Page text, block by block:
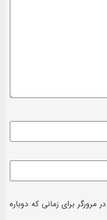
برای زمانی که دوباره